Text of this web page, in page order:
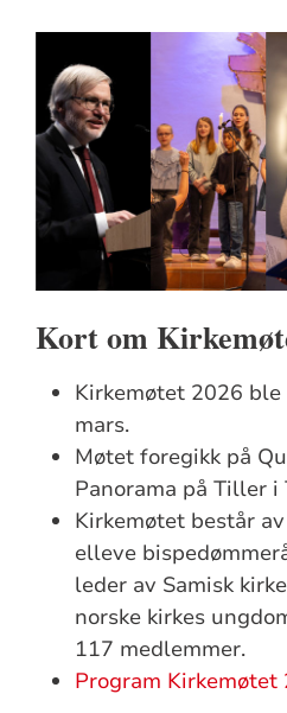
Kort om
Kirkemøtet 2026
mars.
Møtet foregikk på
Panorama på Tiller i
Kirkemøtet består
elleve
leder av Samisk
norske kirkes
117 medlemmer.
Program Kirkemøtet